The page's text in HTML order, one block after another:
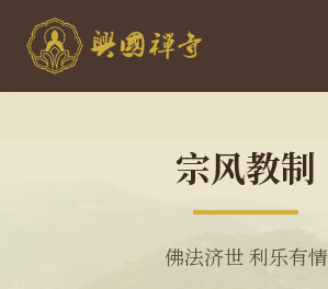
宗风教制
佛法济世 利乐有情